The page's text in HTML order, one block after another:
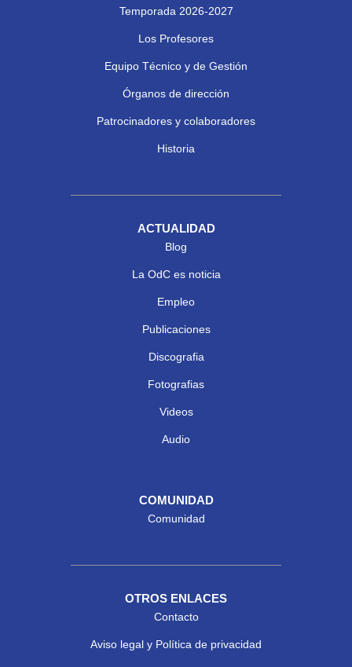
Temporada 2026-2027
Los Profesores
Equipo Técnico y de Gestión
Órganos de dirección
Patrocinadores y colaboradores
Historia
ACTUALIDAD
Blog
La OdC es noticia
Empleo
Publicaciones
Discografia
Fotografias
Videos
Audio
COMUNIDAD
Comunidad
OTROS ENLACES
Contacto
Aviso legal y Política de privacidad